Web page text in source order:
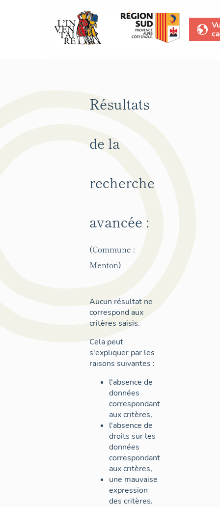
Résultats
de la
recherche
avancée :
(Commune :
Menton)
Aucun résultat ne
correspond aux
critères saisis.
Cela peut
s'expliquer par les
raisons suivantes :
l'absence de
données
correspondant
aux critères,
l'absence de
droits sur les
données
correspondant
aux critères,
une mauvaise
expression
des critères.